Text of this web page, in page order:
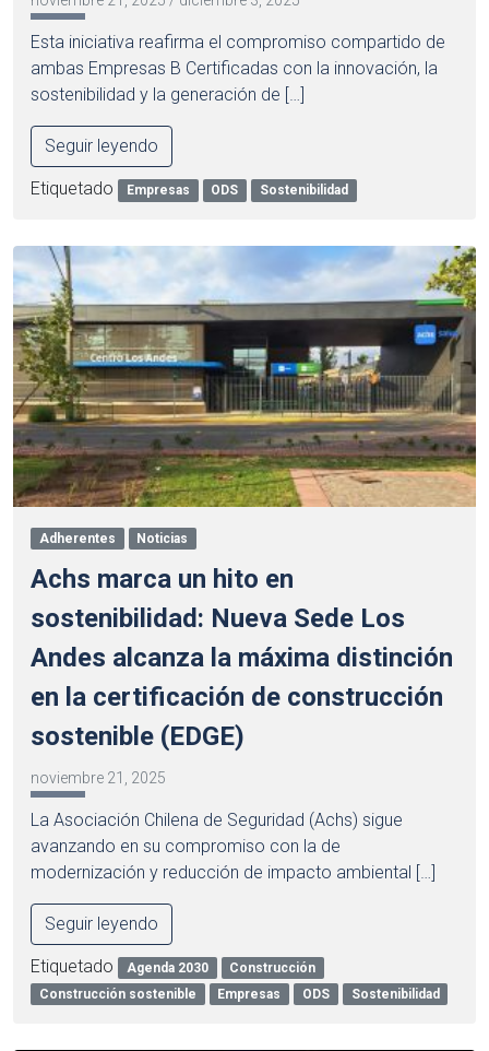
Esta iniciativa reafirma el compromiso compartido de
ambas Empresas B Certificadas con la innovación, la
sostenibilidad y la generación de […]
Seguir leyendo
Etiquetado Empresas ODS Sostenibilidad
Adherentes Noticias
Achs marca un hito en
sostenibilidad: Nueva Sede Los
Andes alcanza la máxima distinción
en la certificación de construcción
sostenible (EDGE)
noviembre 21, 2025
La Asociación Chilena de Seguridad (Achs) sigue
avanzando en su compromiso con la de
modernización y reducción de impacto ambiental […]
Seguir leyendo
Etiquetado Agenda 2030
Construcción
Construcción sostenible
Empresas ODS Sostenibilidad